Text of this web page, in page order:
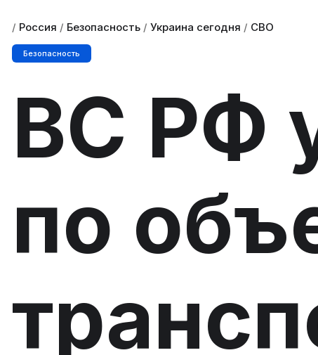
/ Россия / Безопасность / Украина сегодня / СВО
Безопасность
ВС РФ
по